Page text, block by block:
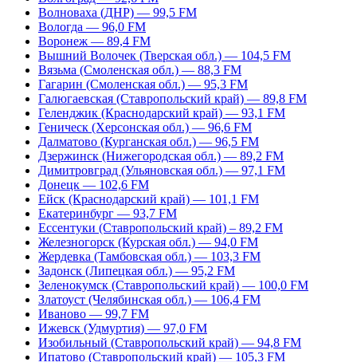
Волноваха (ДНР) — 99,5 FM
Вологда — 96,0 FM
Воронеж — 89,4 FM
Вышний Волочек (Тверская обл.) — 104,5 FM
Вязьма (Смоленская обл.) — 88,3 FM
Гагарин (Смоленская обл.) — 95,3 FM
Галюгаевская (Ставропольский край) — 89,8 FM
Геленджик (Краснодарский край) — 93,1 FM
Геническ (Херсонская обл.) — 96,6 FM
Далматово (Курганская обл.) — 96,5 FM
Дзержинск (Нижегородская обл.) — 89,2 FM
Димитровград (Ульяновская обл.) — 97,1 FM
Донецк — 102,6 FM
Ейск (Краснодарский край) — 101,1 FM
Екатеринбург — 93,7 FM
Ессентуки (Ставропольский край) – 89,2 FM
Железногорск (Курская обл.) — 94,0 FM
Жердевка (Тамбовская обл.) — 103,3 FM
Задонск (Липецкая обл.) — 95,2 FM
Зеленокумск (Ставропольский край) — 100,0 FM
Златоуст (Челябинская обл.) — 106,4 FM
Иваново — 99,7 FM
Ижевск (Удмуртия) — 97,0 FM
Изобильный (Ставропольский край) — 94,8 FM
Ипатово (Ставропольский край) — 105,3 FM